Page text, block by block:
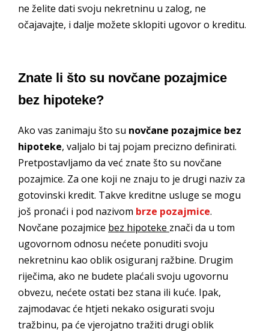
ne želite dati svoju nekretninu u zalog, ne
očajavajte, i dalje možete sklopiti ugovor o kreditu.
Znate li što su novčane pozajmice
bez hipoteke?
Ako vas zanimaju što su novčane pozajmice bez
hipoteke, valjalo bi taj pojam precizno definirati.
Pretpostavljamo da već znate što su novčane
pozajmice. Za one koji ne znaju to je drugi naziv za
gotovinski kredit. Takve kreditne usluge se mogu
još pronaći i pod nazivom brze pozajmice.
Novčane pozajmice bez hipoteke znači da u tom
ugovornom odnosu nećete ponuditi svoju
nekretninu kao oblik osiguranj ražbine. Drugim
riječima, ako ne budete plaćali svoju ugovornu
obvezu, nećete ostati bez stana ili kuće. Ipak,
zajmodavac će htjeti nekako osigurati svoju
tražbinu, pa će vjerojatno tražiti drugi oblik